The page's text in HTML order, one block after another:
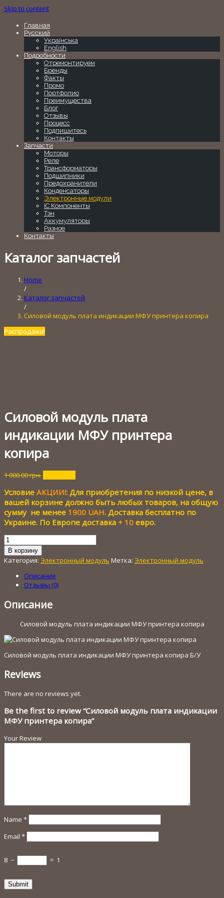
Skip to content
Главная
Русский
Українська
English
Подробности
Отремонтируем
Бренды
Факты
Промо
Портфолио
Преимущества
Блог
Отзывы
Процесс
Подпишитесь
Контакты
Запчасти
Моторы
Реле
Трансформаторы
Подшипники
Предохранители
Конденсаторы
Электронные модули
IC Компоненты
Тэн
Аккумуляторы
Разное
Контакты
Каталог запчастей
Home
/
Каталог запчастей
/
Силовой модуль плата индикации МФУ принтера копира
Распродажа!
Силовой модуль плата
индикации МФУ принтера
копира
1 000.00грн.
составляла
1
000.00 грн..
100.00 грн..
Условие АКЦИИ!: Для приобретения по низкой цене, в
вашей корзине должно быть любых товаров, на общую
сумму не менее 1900 UAH. Доставка бесплатно по
Украине. По Европе доставка + 10 евро.
Количество
товара
Силовой
модуль
плата
индикации
принтера
копира
В корзину
Категория: Электронный модуль Метка: Электронный модуль
Описание
Отзывы (0)
Описание
Силовой модуль плата индикации МФУ принтера копира
Силовой модуль плата индикации МФУ принтера копира Б/У
Reviews
There are no reviews yet.
Be the first to review “Силовой модуль плата индикации
МФУ принтера копира”
Your Review
Name *
Email *
8 − = 1